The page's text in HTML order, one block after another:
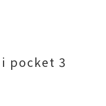
pocket 3